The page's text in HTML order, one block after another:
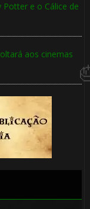
Potter e o Cálice de
aos cinemas